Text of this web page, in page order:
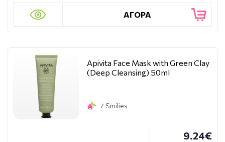
ΑΓΟΡΑ
Apivita Face Mask with Green Clay
(Deep Cleansing) 50ml
7 Smilies
9.24€